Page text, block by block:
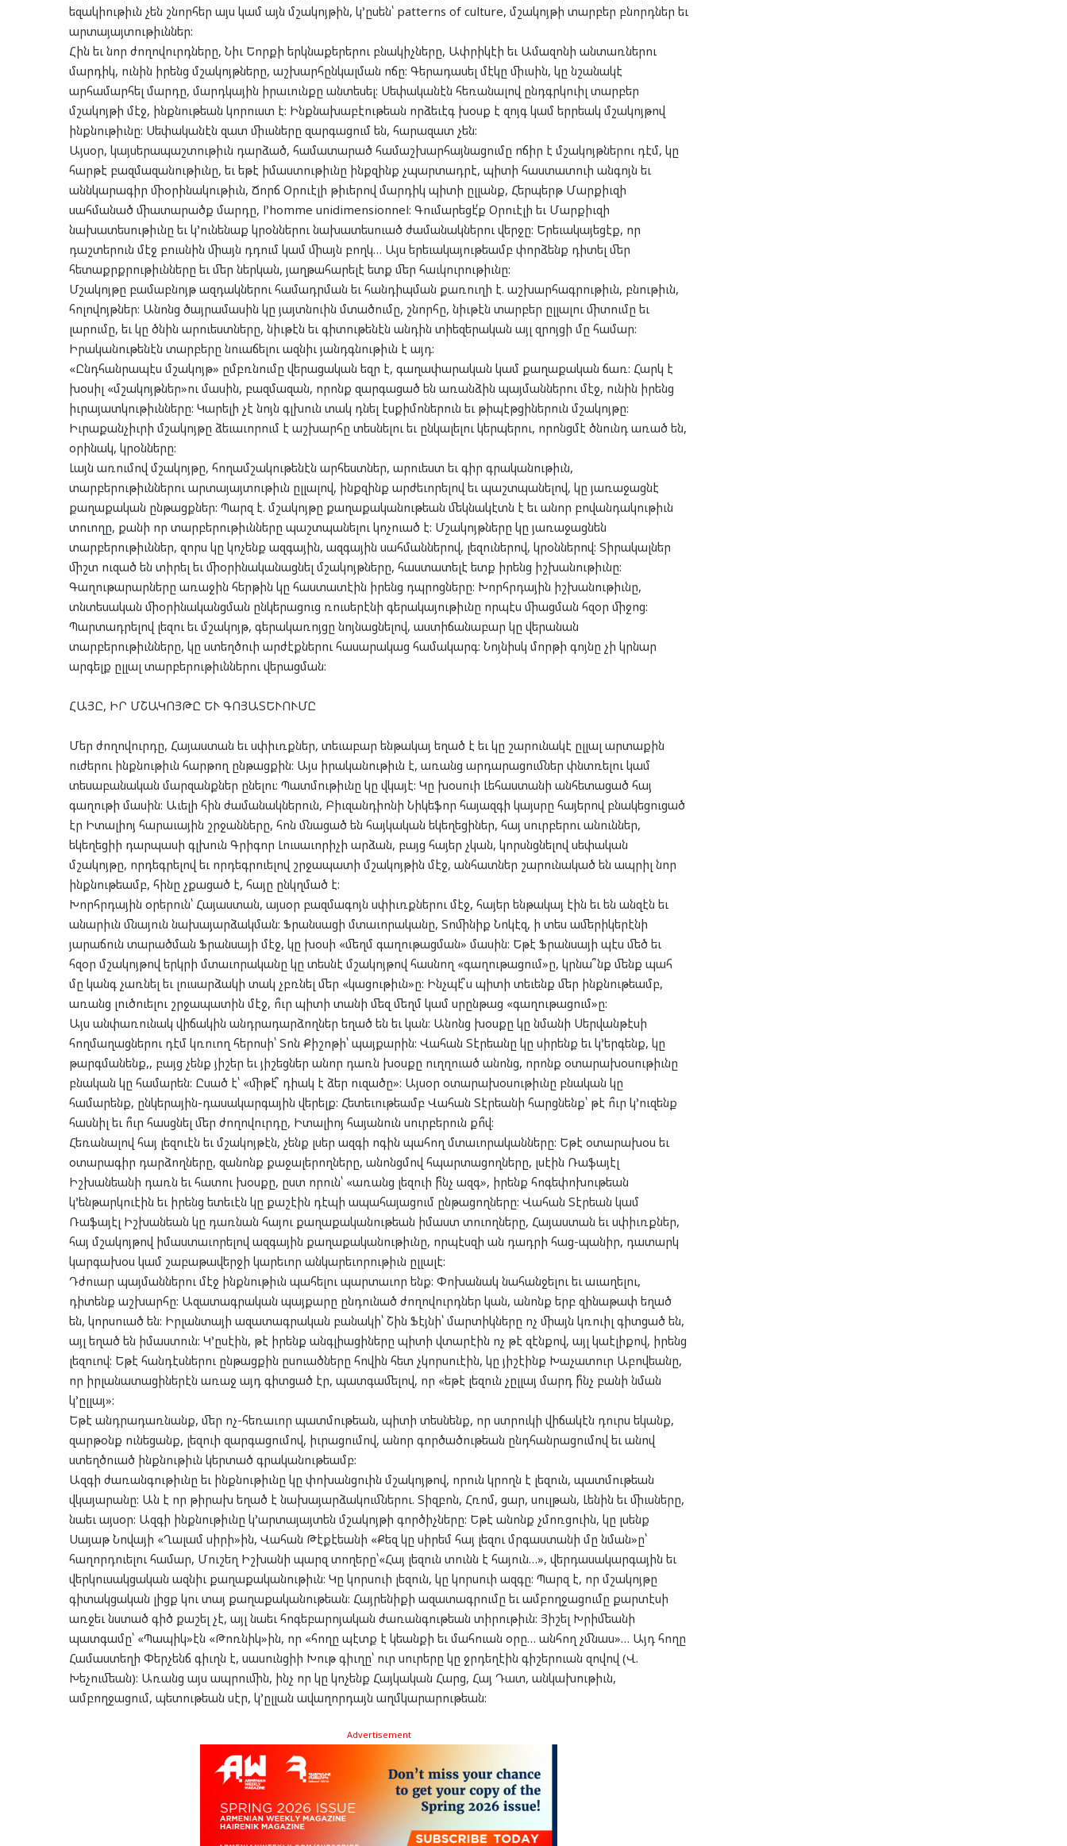
եզակիութիւն չեն շնորհեր այս կամ այն մշակոյթին, կ’ըսեն՝ patterns of culture, մշակոյթի տարբեր բնորդներ եւ
արտայայտութիւններ:
Հին եւ նոր ժողովուրդները, Նիւ Եորքի երկնաքերերու բնակիչները, Ափրիկէի եւ Ամազոնի անտառներու
մարդիկ, ունին իրենց մշակոյթները, աշխարհընկալման ոճը: Գերադասել մէկը միւսին, կը նշանակէ
արհամարհել մարդը, մարդկային իրաւունքը անտեսել: Սեփականէն հեռանալով ընդգրկուիլ տարբեր
մշակոյթի մէջ, ինքնութեան կորուստ է: Ինքնախաբէութեան որձեւէգ խօսք է զոյգ կամ երրեակ մշակոյթով
ինքնութիւնը: Սեփականէն զատ միւսները զարգացում են, հարազատ չեն:
Այսօր, կայսերապաշտութիւն դարձած, համատարած համաշխարհայնացումը ոճիր է մշակոյթներու դէմ, կը
հարթէ բազմազանութիւնը, եւ եթէ իմաստութիւնը ինքզինք չպարտադրէ, պիտի հաստատուի անգոյն եւ
աննկարագիր միօրինակութիւն, Ճորճ Օրուէլի թիւերով մարդիկ պիտի ըլլանք, Հերպերթ Մարքիւզի
սահմանած միատարածք մարդը, l’homme unidimensionnel: Գումարեցէ՛ք Օրուէլի եւ Մարքիւզի
նախատեսութիւնը եւ կ’ունենաք կրօններու նախատեսուած ժամանակներու վերջը: Երեւակայեցէք, որ
դաշտերուն մէջ բուսնին միայն դդում կամ միայն բողկ… Այս երեւակայութեամբ փորձենք դիտել մեր
հետաքրքրութիւնները եւ մեր ներկան, յաղթահարելէ ետք մեր հաւկուրութիւնը:
Մշակոյթը բամաբնոյթ ազդակներու համադրման եւ հանդիպման քառուղի է. աշխարհագրութիւն, բնութիւն,
հոլովոյթներ: Անոնց ծայրամասին կը յայտնուին մտածումը, շնորհը, նիւթէն տարբեր ըլլալու միտումը եւ
լարումը, եւ կը ծնին արուեստները, նիւթէն եւ գիտութենէն անդին տիեզերական այլ զրոյցի մը համար:
Իրականութենէն տարբերը նուաճելու ազնիւ յանդգնութիւն է այդ:
«Ընդհանրապէս մշակոյթ» ըմբռնումը վերացական եզր է, գաղափարական կամ քաղաքական ճառ: Հարկ է
խօսիլ «մշակոյթներ»ու մասին, բազմազան, որոնք զարգացած են առանձին պայմաններու մէջ, ունին իրենց
իւրայատկութիւնները: Կարելի չէ նոյն գլխուն տակ դնել էսքիմոներուն եւ թիպէթցիներուն մշակոյթը:
Իւրաքանչիւրի մշակոյթը ձեւաւորում է աշխարհը տեսնելու եւ ընկալելու կերպերու, որոնցմէ ծնունդ առած են,
օրինակ, կրօնները:
Լայն առումով մշակոյթը, հողամշակութենէն արհեստներ, արուեստ եւ գիր գրականութիւն,
տարբերութիւններու արտայայտութիւն ըլլալով, ինքզինք արժեւորելով եւ պաշտպանելով, կը յառաջացնէ
քաղաքական ընթացքներ: Պարզ է. մշակոյթը քաղաքականութեան մեկնակէտն է եւ անոր բովանդակութիւն
տուողը, քանի որ տարբերութիւնները պաշտպանելու կոչուած է: Մշակոյթները կը յառաջացնեն
տարբերութիւններ, զորս կը կոչենք ազգային, ազգային սահմաններով, լեզուներով, կրօններով: Տիրակալներ
միշտ ուզած են տիրել եւ միօրինականացնել մշակոյթները, հաստատելէ ետք իրենց իշխանութիւնը:
Գաղութարարները առաջին հերթին կը հաստատէին իրենց դպրոցները: Խորհրդային իշխանութիւնը,
տնտեսական միօրինականցման ընկերացուց ռուսերէնի գերակայութիւնը որպէս միացման հզօր միջոց:
Պարտադրելով լեզու եւ մշակոյթ, գերակառոյցը նոյնացնելով, աստիճանաբար կը վերանան
տարբերութիւնները, կը ստեղծուի արժէքներու հասարակաց համակարգ: Նոյնիսկ մորթի գոյնը չի կրնար
արգելք ըլլալ տարբերութիւններու վերացման:
ՀԱՅԸ, ԻՐ ՄՇԱԿՈՅԹԸ ԵՒ ԳՈՅԱՏԵՒՈՒՄԸ
Մեր ժողովուրդը, Հայաստան եւ սփիւռքներ, տեւաբար ենթակայ եղած է եւ կը շարունակէ ըլլալ արտաքին
ուժերու ինքնութիւն հարթող ընթացքին: Այս իրականութիւն է, առանց արդարացումներ փնտռելու կամ
տեսաբանական մարզանքներ ընելու: Պատմութիւնը կը վկայէ: Կը խօսուի Լեհաստանի անհետացած հայ
գաղութի մասին: Աւելի հին ժամանակներուն, Բիւզանդիոնի Նիկեֆոր հայազգի կայսրը հայերով բնակեցուցած
էր Իտալիոյ հարաւային շրջանները, հոն մնացած են հայկական եկեղեցիներ, հայ սուրբերու անուններ,
եկեղեցիի դարպասի գլխուն Գրիգոր Լուսաւորիչի արձան, բայց հայեր չկան, կորսնցնելով սեփական
մշակոյթը, որդեգրելով եւ որդեգրուելով շրջապատի մշակոյթին մէջ, անհատներ շարունակած են ապրիլ նոր
ինքնութեամբ, հինը չքացած է, հայը ընկղմած է:
Խորհրդային օրերուն՝ Հայաստան, այսօր բազմագոյն սփիւռքներու մէջ, հայեր ենթակայ էին եւ են անզէն եւ
անարիւն մնայուն նախայարձակման: Ֆրանսացի մտաւորականը, Տոմինիք Նոկէզ, ի տես ամերիկերէնի
յարաճուն տարածման Ֆրանսայի մէջ, կը խօսի «մեղմ գաղութացման» մասին: Եթէ Ֆրանսայի պէս մեծ եւ
հզօր մշակոյթով երկրի մտաւորականը կը տեսնէ մշակոյթով հասնող «գաղութացում»ը, կրնա՞նք մենք պահ
մը կանգ չառնել եւ լուսարձակի տակ չբռնել մեր «կացութիւն»ը: Ինչպէ՞ս պիտի տեւենք մեր ինքնութեամբ,
առանց լուծուելու շրջապատին մէջ, ո՞ւր պիտի տանի մեզ մեղմ կամ սրընթաց «գաղութացում»ը:
Այս անփառունակ վիճակին անդրադարձողներ եղած են եւ կան: Անոնց խօսքը կը նմանի Սերվանթէսի
հողմաղացներու դէմ կռուող հերոսի՝ Տոն Քիշոթի՝ պայքարին: Վահան Տէրեանը կը սիրենք եւ կ’երգենք, կը
թարգմանենք,, բայց չենք յիշեր եւ յիշեցներ անոր դառն խօսքը ուղղուած անոնց, որոնք օտարախօսութիւնը
բնական կը համարեն: Ըսած է՝ «միթէ՞ դիակ է ձեր ուզածը»: Այսօր օտարախօսութիւնը բնական կը
համարենք, ընկերային-դասակարգային վերելք: Հետեւութեամբ Վահան Տէրեանի հարցնենք՝ թէ ո՞ւր կ’ուզենք
հասնիլ եւ ո՞ւր հասցնել մեր ժողովուրդը, Իտալիոյ հայանուն սուրբերուն քո՞վ:
Հեռանալով հայ լեզուէն եւ մշակոյթէն, չենք լսեր ազգի ոգին պահող մտաւորականները: Եթէ օտարախօս եւ
օտարագիր դարձողները, զանոնք քաջալերողները, անոնցմով հպարտացողները, լսէին Ռաֆայէլ
Իշխանեանի դառն եւ հատու խօսքը, ըստ որուն՝ «առանց լեզուի ի՞նչ ազգ», իրենք հոգեփոխութեան
կ’ենթարկուէին եւ իրենց ետեւէն կը քաշէին դէպի ապահայացում ընթացողները: Վահան Տէրեան կամ
Ռաֆայէլ Իշխանեան կը դառնան հայու քաղաքականութեան իմաստ տուողները, Հայաստան եւ սփիւռքներ,
հայ մշակոյթով իմաստաւորելով ազգային քաղաքականութիւնը, որպէսզի ան դադրի հաց-պանիր, դատարկ
կարգախօս կամ շաբաթավերջի կարեւոր անկարեւորութիւն ըլլալէ:
Դժուար պայմաններու մէջ ինքնութիւն պահելու պարտաւոր ենք: Փոխանակ նահանջելու եւ աւաղելու,
դիտենք աշխարհը: Ազատագրական պայքարը ընդունած ժողովուրդներ կան, անոնք երբ զինաթափ եղած
են, կորսուած են: Իրլանտայի ազատագրական բանակի՝ Շին Ֆէյնի՝ մարտիկները ոչ միայն կռուիլ գիտցած են,
այլ եղած են իմաստուն: Կ’ըսէին, թէ իրենք անգլիացիները պիտի վտարէին ոչ թէ զէնքով, այլ կաէլիքով, իրենց
լեզուով: Եթէ հանդէսներու ընթացքին ըսուածները հովին հետ չկորսուէին, կը յիշէինք Խաչատուր Աբովեանը,
որ իրլանատացիներէն առաջ այդ գիտցած էր, պատգամելով, որ «եթէ լեզուն չըլլայ մարդ ի՞նչ բանի նման
կ’ըլլայ»:
Եթէ անդրադառնանք, մեր ոչ-հեռաւոր պատմութեան, պիտի տեսնենք, որ ստրուկի վիճակէն դուրս եկանք,
զարթօնք ունեցանք, լեզուի զարգացումով, իւրացումով, անոր գործածութեան ընդհանրացումով եւ անով
ստեղծուած ինքնութիւն կերտած գրականութեամբ:
Ազգի ժառանգութիւնը եւ ինքնութիւնը կը փոխանցուին մշակոյթով, որուն կրողն է լեզուն, պատմութեան
վկայարանը: Ան է որ թիրախ եղած է նախայարձակումներու. Տիզբոն, Հռոմ, ցար, սուլթան, Լենին եւ միւսները,
նաեւ այսօր: Ազգի ինքնութիւնը կ’արտայայտեն մշակոյթի գործիչները: Եթէ անոնք չմոռցուին, կը լսենք
Սայաթ Նովայի «Ղալամ սիրի»ին, Վահան Թէքէեանի «Քեզ կը սիրեմ հայ լեզու մրգաստանի մը նման»ը՝
հաղորդուելու համար, Մուշեղ Իշխանի պարզ տողերը՝«Հայ լեզուն տունն է հայուն…», վերդասակարգային եւ
վերկուսակցական ազնիւ քաղաքականութիւն: Կը կորսուի լեզուն, կը կորսուի ազգը: Պարզ է, որ մշակոյթը
գիտակցական լիցք կու տայ քաղաքականութեան: Հայրենիքի ազատագրումը եւ ամբողջացումը քարտէսի
առջեւ նստած գիծ քաշել չէ, այլ նաեւ հոգեբարոյական ժառանգութեան տիրութիւն: Յիշել Խրիմեանի
պատգամը՝ «Պապիկ»էն «Թոռնիկ»ին, որ «հողը պէտք է կեանքի եւ մահուան օրը… անհող չմնաս»… Այդ հողը
Համաստեղի Փերչենճ գիւղն է, սասունցիի Խութ գիւղը՝ ուր սուրերը կը ջրդեղէին գիշերուան զովով (Վ.
Խեչումեան): Առանց այս ապրումին, ինչ որ կը կոչենք Հայկական Հարց, Հայ Դատ, անկախութիւն,
ամբողջացում, պետութեան սէր, կ’ըլլան ավաղորդայն աղմկարարութեան:
Advertisement